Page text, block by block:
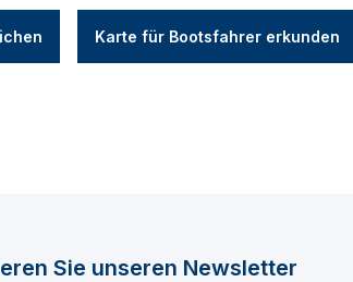
Karte für Bootsfahrer erkunden
Sie unseren Newsletter